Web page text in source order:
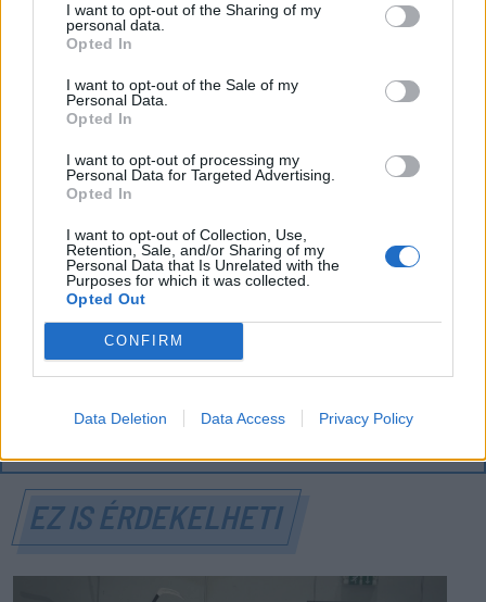
I want to opt-out of the Sharing of my
personal data.
Opted In
I want to opt-out of the Sale of my
Personal Data.
Opted In
I want to opt-out of processing my
Personal Data for Targeted Advertising.
Opted In
I want to opt-out of Collection, Use,
Retention, Sale, and/or Sharing of my
Personal Data that Is Unrelated with the
Purposes for which it was collected.
Opted Out
CONFIRM
Data Deletion Data Access Privacy Policy
FŐTÉR
Már csak 4-5 napig működhet a jelenlegi
körülmények között a cernavodai
atomerőmű
Százszázalékos kamatra adott kölcsönt a
letartóztatott uzsorás. Akár 40 fok is várható
vasárnap a nyugati országrészben.
EZ IS ÉRDEKELHETI